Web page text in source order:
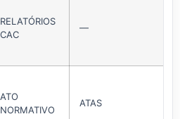
RELATÓRIOS
CAC
—
ATO
NORMATIVO
ATAS